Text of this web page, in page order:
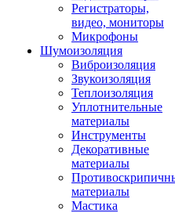
Регистраторы,
видео, мониторы
Микрофоны
Шумоизоляция
Виброизоляция
Звукоизоляция
Теплоизоляция
Уплотнительные
материалы
Инструменты
Декоративные
материалы
материалы
Мастика